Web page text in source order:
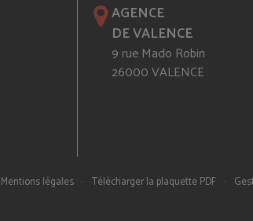
AGENCE
DE VALENCE
9 rue Mado Robin
26000 VALENCE
Mentions légales - Télécharger la plaquette PDF -